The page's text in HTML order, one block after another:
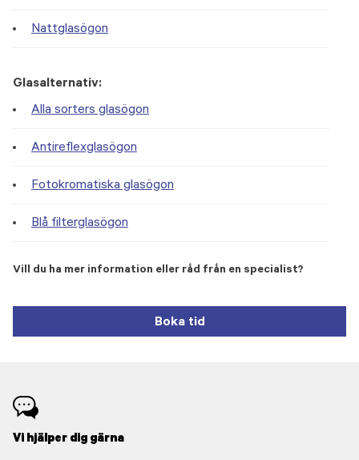
Nattglasögon
Glasalternativ:
Alla sorters glasögon
Antireflexglasögon
Fotokromatiska glasögon
Blå filterglasögon
Vill du ha mer information eller råd från en specialist?
Boka tid
Vi hjälper dig gärna